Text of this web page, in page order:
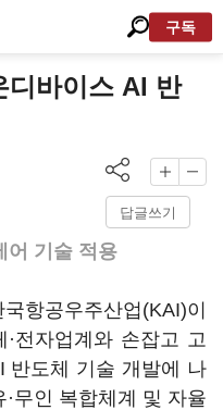
구독
디바이스 AI 반
답글쓰기
어 기술 적용
항공우주산업(KAI)이
전자업계와 손잡고 고
반도체 기술 개발에 나
무인 복합체계 및 자율